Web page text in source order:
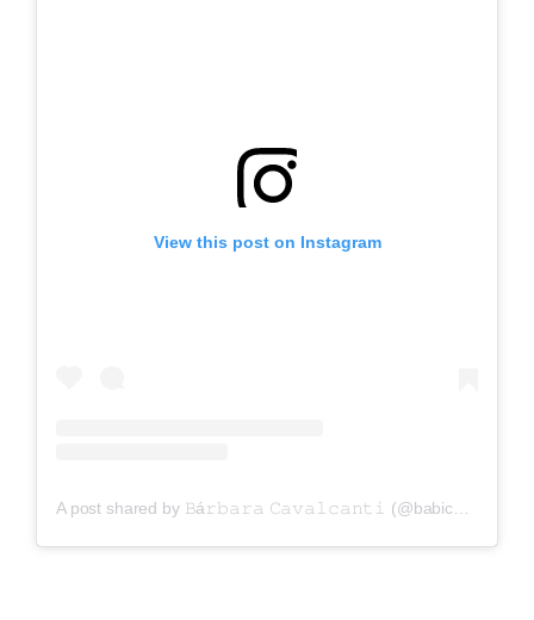
View this post on Instagram
A post shared by 𝙱á𝚛𝚋𝚊𝚛𝚊 𝙲𝚊𝚟𝚊𝚕𝚌𝚊𝚗𝚝𝚒 (@babicavalcanti7)